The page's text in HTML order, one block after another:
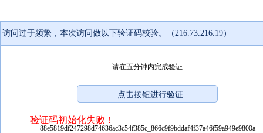
访问过于频繁，本次访问做以下验证码校验。（216.73.216.19）
请在五分钟内完成验证
验证码初始化失败！
88e5819df247298d74636ac3c54f385c_866c9f9bddaf4f37a46f59a949e9800a